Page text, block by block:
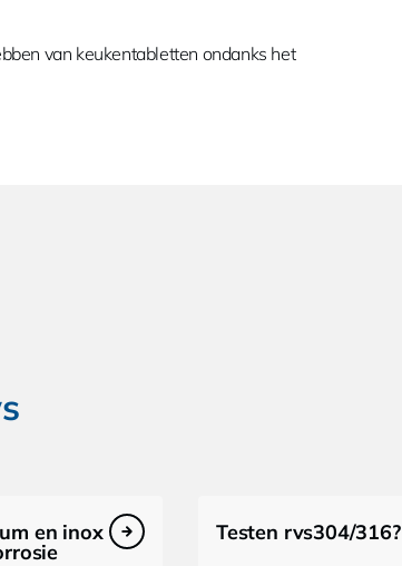
van keukentabletten ondanks het
en inox Testen rvs304/316?